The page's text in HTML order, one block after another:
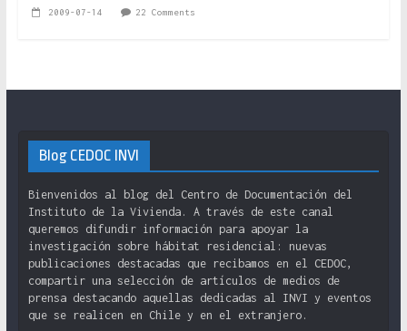
2009-07-14 22 Comments
Blog CEDOC INVI
Bienvenidos al blog del Centro de Documentación del
Instituto de la Vivienda. A través de este canal
queremos difundir información para apoyar la
investigación sobre hábitat residencial: nuevas
publicaciones destacadas que recibamos en el CEDOC,
compartir una selección de artículos de medios de
prensa destacando aquellas dedicadas al INVI y eventos
que se realicen en Chile y en el extranjero.